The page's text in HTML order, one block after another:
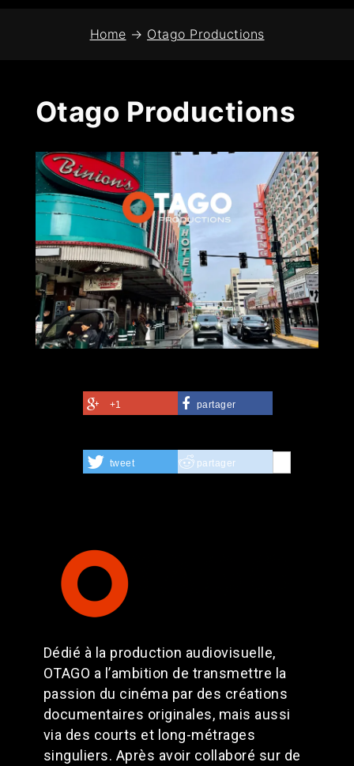
Home → Otago Productions
Otago Productions
+1 partager
tweet partager
Dédié à la production audiovisuelle,
OTAGO a l’ambition de transmettre la
passion du cinéma par des créations
documentaires originales, mais aussi
via des courts et long-métrages
singuliers. Après avoir collaboré sur de